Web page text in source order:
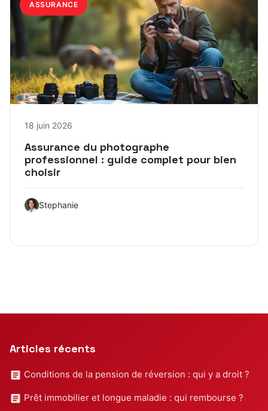
ASSURANCE
18 juin 2026
Assurance du photographe
professionnel : guide complet pour bien
choisir
Stephanie
Articles récents
Conditions de la pension de réversion : qui y a droit ?
Prêt immobilier et longue maladie : qui rembourse ?